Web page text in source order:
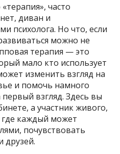
часто
диван и
психолога. Но что, если
можно не
терапия — это
мало кто использует
изменить взгляд на
и помочь намного
взгляд. Здесь вы
а участник живого,
каждый может
почувствовать
друзей.